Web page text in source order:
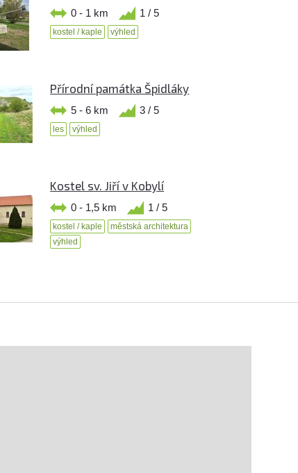
0 - 1 km 1 / 5
kostel / kaple výhled
Přírodní památka Špidláky
5 - 6 km 3 / 5
les výhled
Kostel sv. Jiří v Kobylí
0 - 1,5 km 1 / 5
kostel / kaple
městská architektura
výhled